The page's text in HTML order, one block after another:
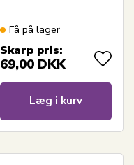
Få på lager
Skarp pris:
69,00 DKK
Læg i kurv